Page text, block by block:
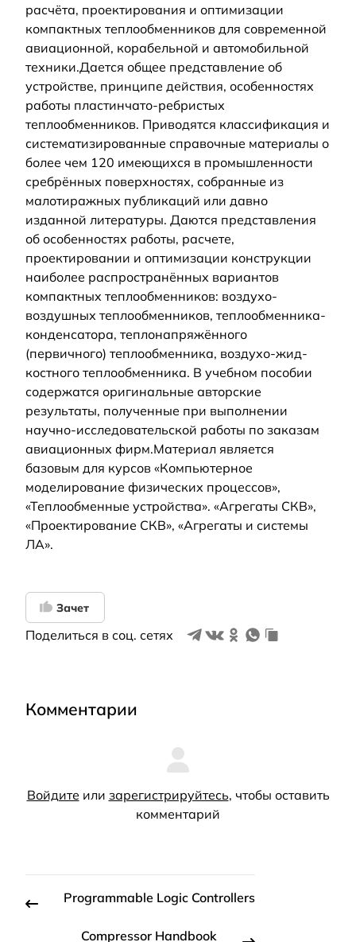
расчёта, проектирования и оптимизации
компактных теплообменников для современной
авиационной, корабельной и автомобильной
техники.Дается общее представление об
устройстве, принципе действия, особенностях
работы пластинчато-ребристых
теплообменников. Приводятся классификация и
систематизированные справочные материалы о
более чем 120 имеющихся в промышленности
сребрённых поверхностях, собранные из
малотиражных публикаций или давно
изданной литературы. Даются представления
об особенностях работы, расчете,
проектировании и оптимизации конструкции
наиболее распространённых вариантов
компактных теплообменников: воздухо-
воздушных теплообменников, теплообменника-
конденсатора, теплонапряжённого
(первичного) теплообменника, воздухо-жид-
костного теплообменника. В учебном пособии
содержатся оригинальные авторские
результаты, полученные при выполнении
научно-исследовательской работы по заказам
авиационных фирм.Материал является
базовым для курсов «Компьютерное
моделирование физических процессов»,
«Теплообменные устройства». «Агрегаты СКВ»,
«Проектирование СКВ», «Агрегаты и системы
ЛА».
Зачет
Поделиться в соц. сетях
Комментарии
Войдите или зарегистрируйтесь, чтобы оставить
комментарий
Programmable Logic Controllers
Compressor Handbook